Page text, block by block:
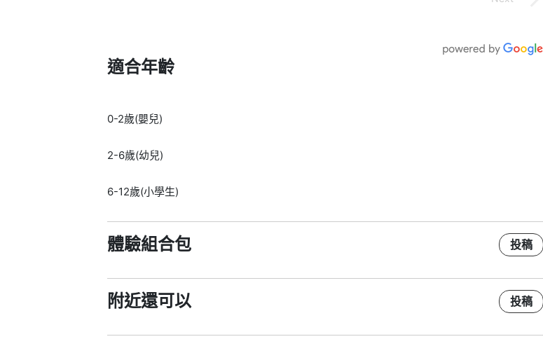
適合年齡
0-2歲(嬰兒)
2-6歲(幼兒)
6-12歲(小學生)
體驗組合包 投稿
附近還可以 投稿